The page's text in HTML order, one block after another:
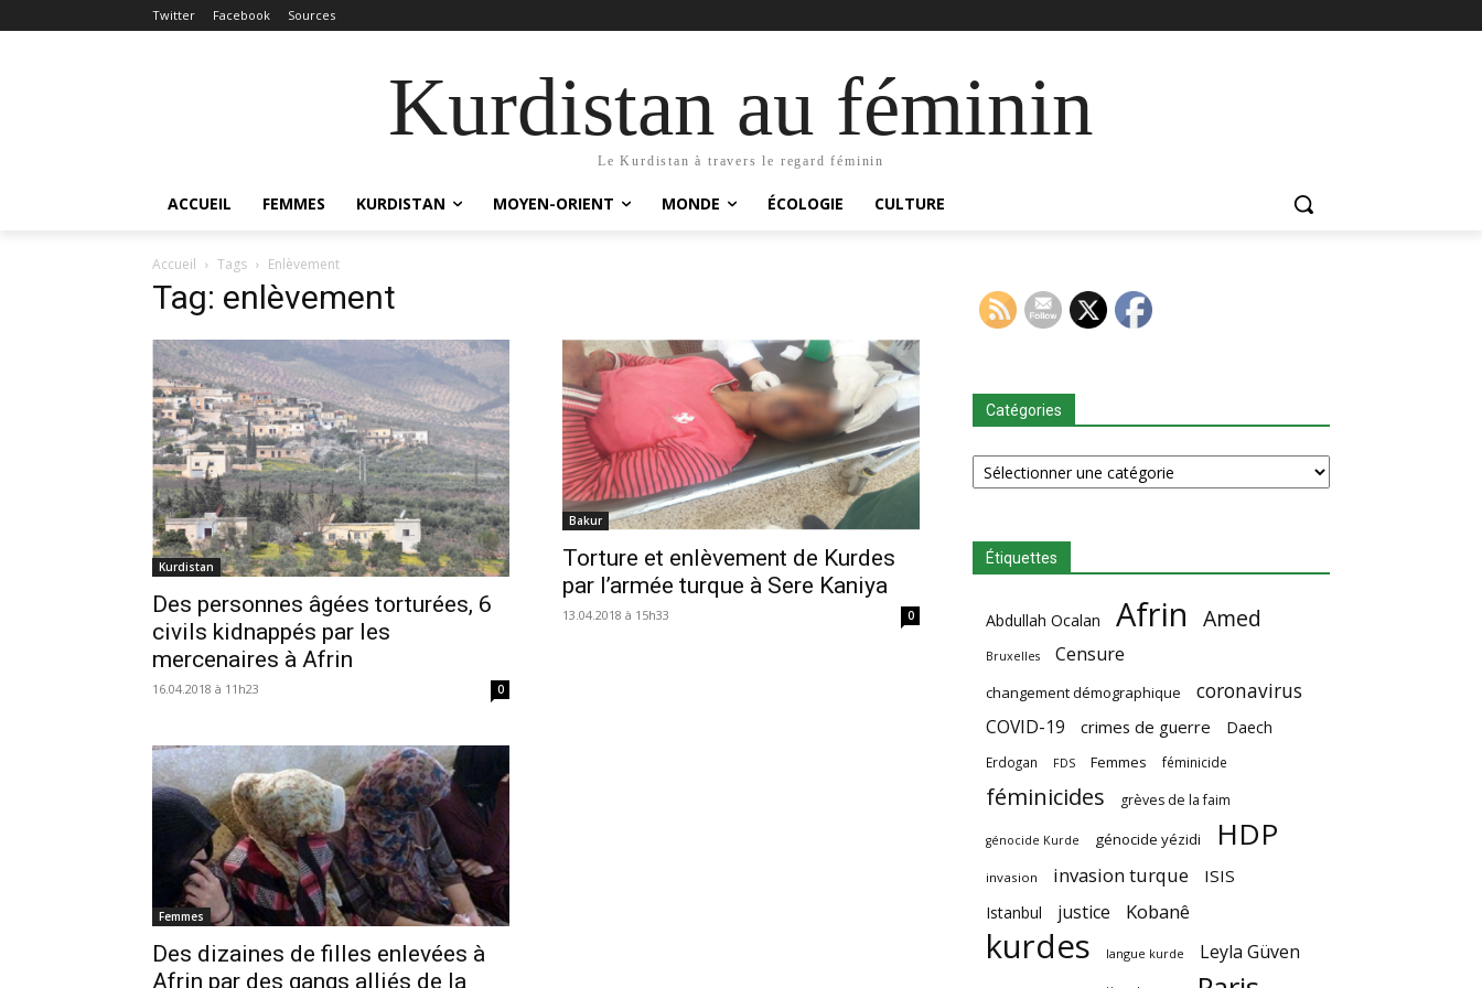
Twitter Facebook Sources
Kurdistan au féminin
Le Kurdistan à travers le regard féminin
ACCUEIL FEMMES KURDISTAN MOYEN-ORIENT MONDE ÉCOLOGIE CULTURE
Accueil Tags Enlèvement
Tag: enlèvement
Kurdistan
Des personnes âgées torturées, 6
civils kidnappés par les
mercenaires à Afrin
16.04.2018 à 11h23 0
Bakur
Torture et enlèvement de Kurdes
par l’armée turque à Sere Kaniya
13.04.2018 à 15h33 0
Femmes
Des dizaines de filles enlevées à
Afrin par des gangs alliés de la
Catégories
Catégories
Étiquettes
Abdullah Ocalan Afrin Amed
Bruxelles Censure
changement démographique coronavirus
COVID-19 crimes de guerre Daech
Erdogan FDS Femmes féminicide
féminicides grèves de la faim
génocide Kurde génocide yézidi HDP
invasion invasion turque ISIS
Istanbul justice Kobanê
kurdes langue kurde Leyla Güven